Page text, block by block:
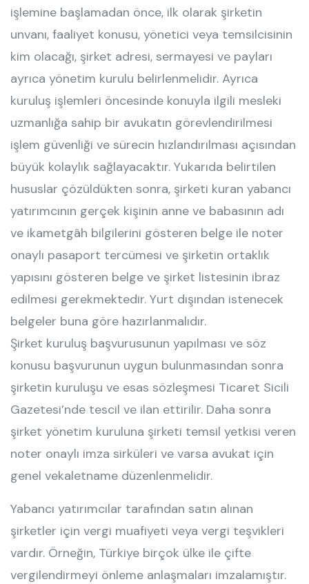
işlemine başlamadan önce, ilk olarak şirketin
unvanı, faaliyet konusu, yönetici veya temsilcisinin
kim olacağı, şirket adresi, sermayesi ve payları
ayrıca yönetim kurulu belirlenmelidir. Ayrıca
kuruluş işlemleri öncesinde konuyla ilgili mesleki
uzmanlığa sahip bir avukatın görevlendirilmesi
işlem güvenliği ve sürecin hızlandırılması açısından
büyük kolaylık sağlayacaktır. Yukarıda belirtilen
hususlar çözüldükten sonra, şirketi kuran yabancı
yatırımcının gerçek kişinin anne ve babasının adı
ve ikametgâh bilgilerini gösteren belge ile noter
onaylı pasaport tercümesi ve şirketin ortaklık
yapısını gösteren belge ve şirket listesinin ibraz
edilmesi gerekmektedir. Yurt dışından istenecek
belgeler buna göre hazırlanmalıdır.
Şirket kuruluş başvurusunun yapılması ve söz
konusu başvurunun uygun bulunmasından sonra
şirketin kuruluşu ve esas sözleşmesi Ticaret Sicili
Gazetesi’nde tescil ve ilan ettirilir. Daha sonra
şirket yönetim kuruluna şirketi temsil yetkisi veren
noter onaylı imza sirküleri ve varsa avukat için
genel vekaletname düzenlenmelidir.
Yabancı yatırımcılar tarafından satın alınan
şirketler için vergi muafiyeti veya vergi teşvikleri
vardır. Örneğin, Türkiye birçok ülke ile çifte
vergilendirmeyi önleme anlaşmaları imzalamıştır.